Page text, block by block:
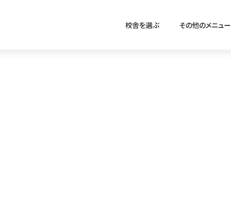
校舎を選ぶ その他のメニュー